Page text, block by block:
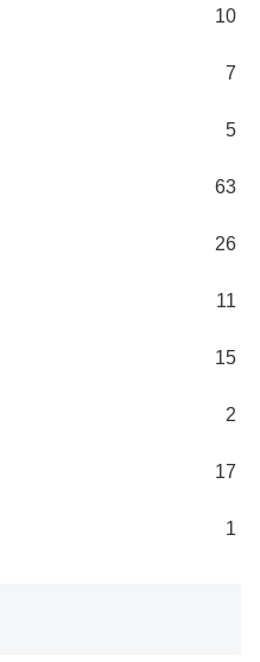
10
7
5
63
26
11
15
2
17
1